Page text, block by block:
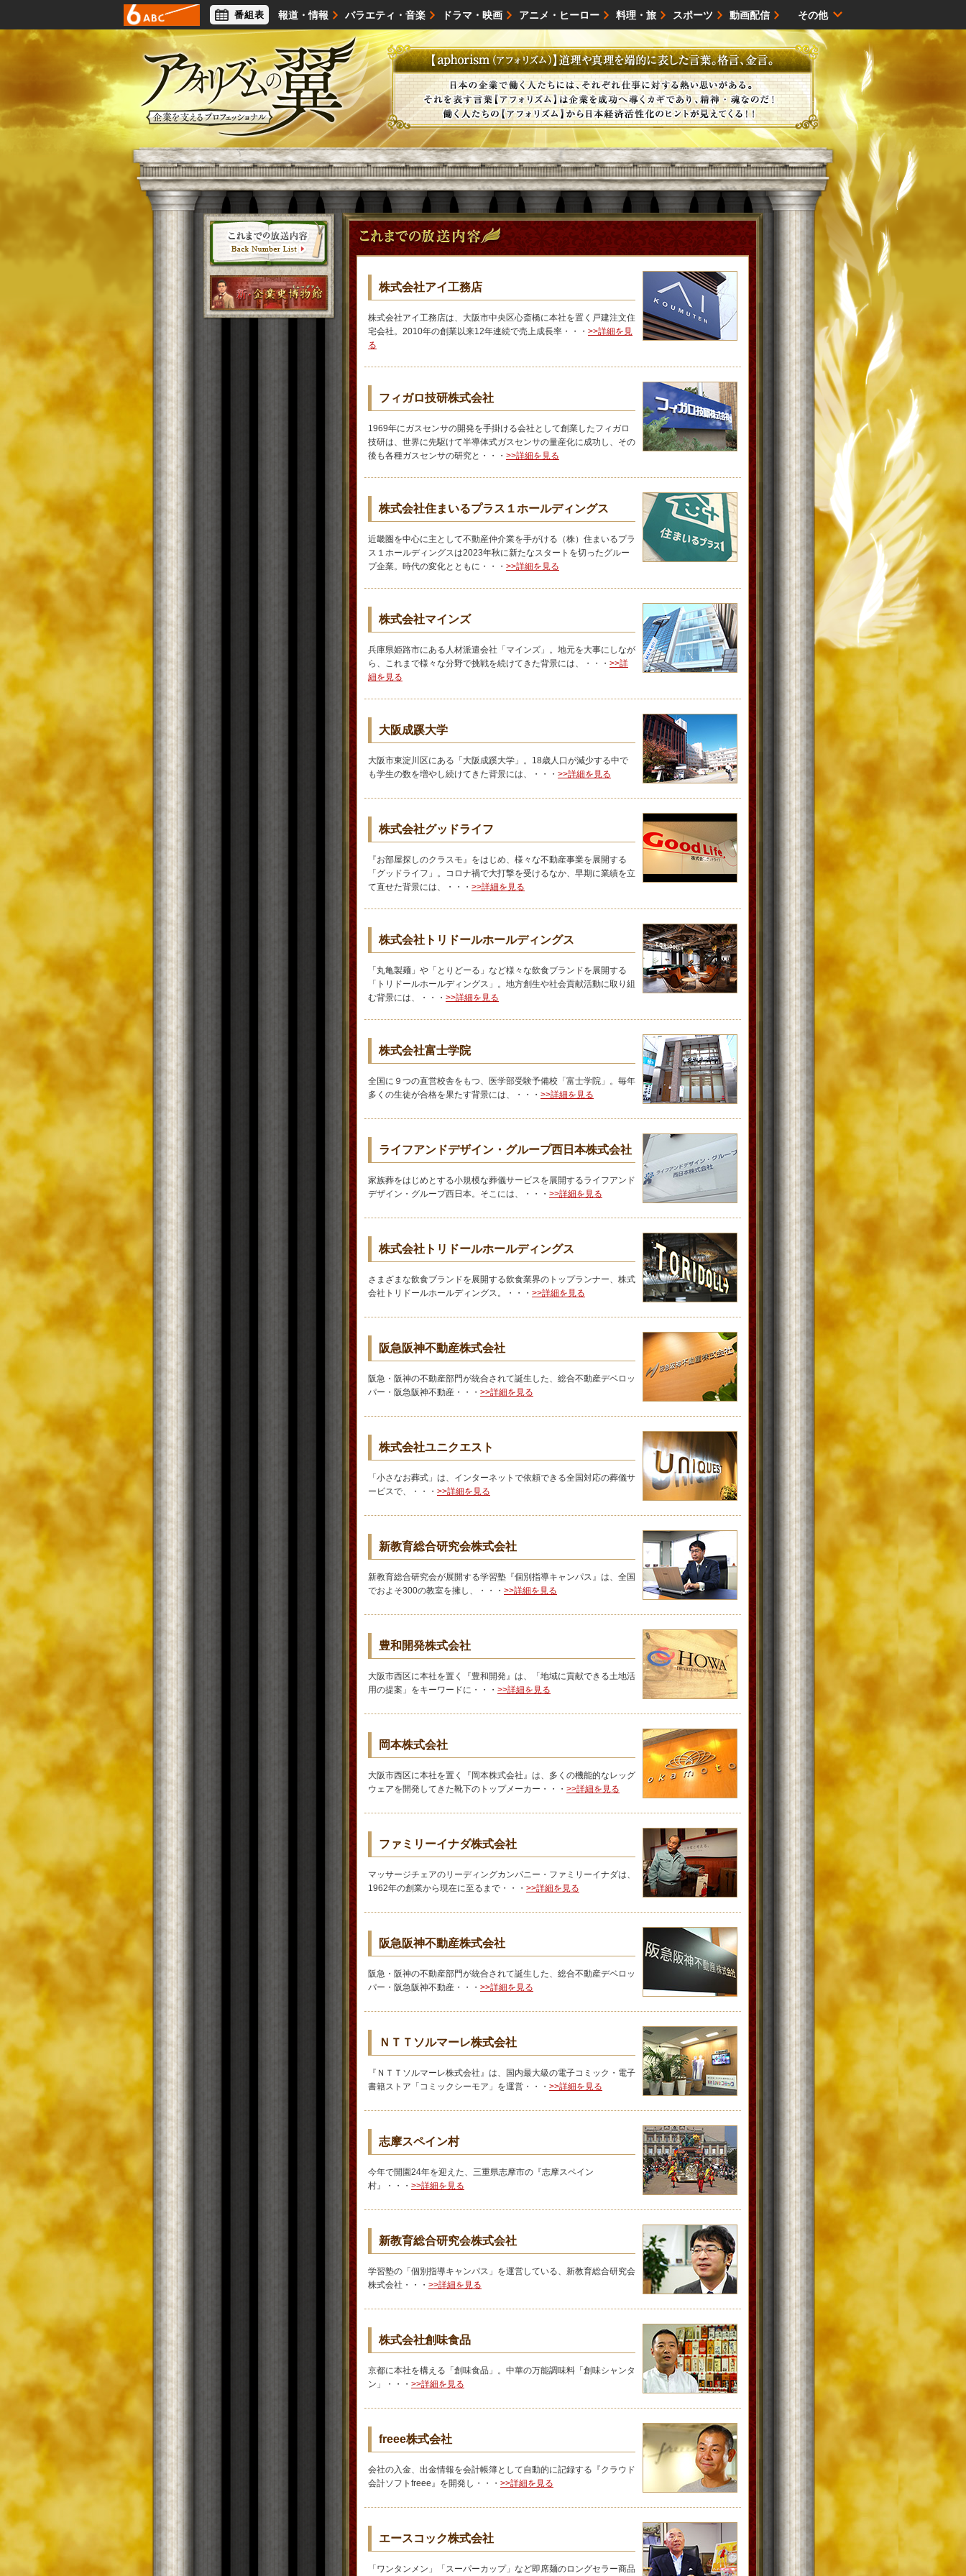
報道・情報 バラエティ・音楽 ドラマ・映画 アニメ・ヒーロー 料理・旅 スポーツ 動画配信
アナウンサー 映画・試写会 サイトマップ
番組表 その他
株式会社アイ工務店
株式会社アイ工務店は、大阪市中央区心斎橋に本社を置く戸建注文住
宅会社。2010年の創業以来12年連続で売上成長率・・・ >>詳細を見
る
フィガロ技研株式会社
1969年にガスセンサの開発を手掛ける会社として創業したフィガロ
技研は、世界に先駆けて半導体式ガスセンサの量産化に成功し、その
後も各種ガスセンサの研究と・・・ >>詳細を見る
株式会社住まいるプラス１ホールディングス
近畿圏を中心に主として不動産仲介業を手がける（株）住まいるプラ
ス１ホールディングスは2023年秋に新たなスタートを切ったグルー
プ企業。時代の変化とともに・・・ >>詳細を見る
株式会社マインズ
兵庫県姫路市にある人材派遣会社「マインズ」。地元を大事にしなが
ら、これまで様々な分野で挑戦を続けてきた背景には、・・・ >>詳
細を見る
大阪成蹊大学
大阪市東淀川区にある「大阪成蹊大学」。18歳人口が減少する中で
も学生の数を増やし続けてきた背景には、・・・ >>詳細を見る
株式会社グッドライフ
『お部屋探しのクラスモ』をはじめ、様々な不動産事業を展開する
「グッドライフ」。コロナ禍で大打撃を受けるなか、早期に業績を立
て直せた背景には、・・・ >>詳細を見る
株式会社トリドールホールディングス
「丸亀製麺」や「とりどーる」など様々な飲食ブランドを展開する
「トリドールホールディングス」。地方創生や社会貢献活動に取り組
む背景には、・・・ >>詳細を見る
株式会社富士学院
全国に９つの直営校舎をもつ、医学部受験予備校「富士学院」。毎年
多くの生徒が合格を果たす背景には、・・・ >>詳細を見る
ライフアンドデザイン・グループ西日本株式会社
家族葬をはじめとする小規模な葬儀サービスを展開するライフアンド
デザイン・グループ西日本。そこには、・・・ >>詳細を見る
株式会社トリドールホールディングス
さまざまな飲食ブランドを展開する飲食業界のトップランナー、株式
会社トリドールホールディングス。・・・ >>詳細を見る
阪急阪神不動産株式会社
阪急・阪神の不動産部門が統合されて誕生した、総合不動産デベロッ
パー・阪急阪神不動産・・・ >>詳細を見る
株式会社ユニクエスト
「小さなお葬式」は、インターネットで依頼できる全国対応の葬儀サ
ービスで、・・・ >>詳細を見る
新教育総合研究会株式会社
新教育総合研究会が展開する学習塾『個別指導キャンパス』は、全国
でおよそ300の教室を擁し、・・・ >>詳細を見る
豊和開発株式会社
大阪市西区に本社を置く『豊和開発』は、「地域に貢献できる土地活
用の提案」をキーワードに・・・ >>詳細を見る
岡本株式会社
大阪市西区に本社を置く『岡本株式会社』は、多くの機能的なレッグ
ウェアを開発してきた靴下のトップメーカー・・・ >>詳細を見る
ファミリーイナダ株式会社
マッサージチェアのリーディングカンパニー・ファミリーイナダは、
1962年の創業から現在に至るまで・・・ >>詳細を見る
阪急阪神不動産株式会社
阪急・阪神の不動産部門が統合されて誕生した、総合不動産デベロッ
パー・阪急阪神不動産・・・ >>詳細を見る
ＮＴＴソルマーレ株式会社
『ＮＴＴソルマーレ株式会社』は、国内最大級の電子コミック・電子
書籍ストア「コミックシーモア」を運営・・・ >>詳細を見る
志摩スペイン村
今年で開園24年を迎えた、三重県志摩市の『志摩スペイン
村』・・・ >>詳細を見る
新教育総合研究会株式会社
学習塾の「個別指導キャンパス」を運営している、新教育総合研究会
株式会社・・・ >>詳細を見る
株式会社創味食品
京都に本社を構える「創味食品」。中華の万能調味料「創味シャンタ
ン」・・・ >>詳細を見る
freee株式会社
会社の入金、出金情報を会計帳簿として自動的に記録する『クラウド
会計ソフトfreee』を開発し・・・ >>詳細を見る
エースコック株式会社
「ワンタンメン」「スーパーカップ」など即席麺のロングセラー商品